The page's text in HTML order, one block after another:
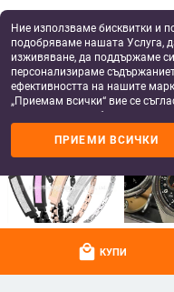
local_mall КУПИ
H7 смарт часовник с Bluetooth
разговори, известия за
съобщения, извит корпус, TFT
дисплей, мониторинг на
21.70€/42.44 лв
Ние използваме бисквитки и
подобряваме нашата Услуга,
изживяване, да поддържаме
персонализираме
ефективността на нашите
„Приемам всички“ вие се
да съхраняваме бисквитки и
за рекламни и аналитични
своите предпочитания, като
За повече информация, моля,
данните.
ПРИЕМИ ВСИЧКИ